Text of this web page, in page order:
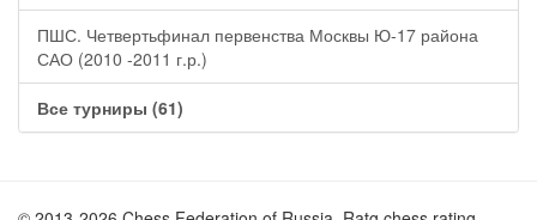
ПШС. Четвертьфинал первенства Москвы Ю-17 района
САО (2010 -2011 г.р.)
Все турниры (61)